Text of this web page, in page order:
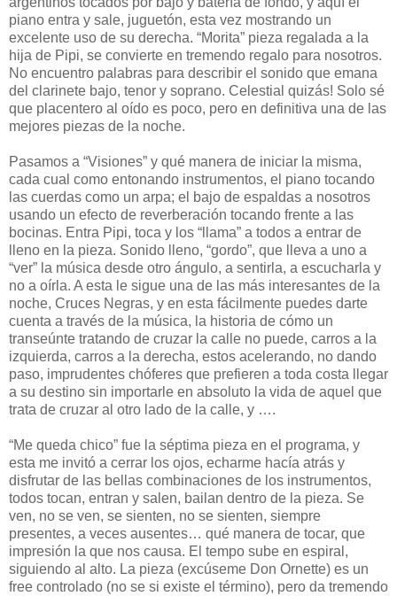
piano entra y sale, juguetón, esta vez mostrando un
excelente uso de su derecha. “Morita” pieza regalada a la
hija de Pipi, se convierte en tremendo regalo para nosotros.
No encuentro palabras para describir el sonido que emana
del clarinete bajo, tenor y soprano. Celestial quizás! Solo sé
que placentero al oído es poco, pero en definitiva una de las
mejores piezas de la noche.
Pasamos a “Visiones” y qué manera de iniciar la misma,
cada cual como entonando instrumentos, el piano tocando
las cuerdas como un arpa; el bajo de espaldas a nosotros
usando un efecto de reverberación tocando frente a las
bocinas. Entra Pipi, toca y los “llama” a todos a entrar de
lleno en la pieza. Sonido lleno, “gordo”, que lleva a uno a
“ver” la música desde otro ángulo, a sentirla, a escucharla y
no a oírla. A esta le sigue una de las más interesantes de la
noche, Cruces Negras, y en esta fácilmente puedes darte
cuenta a través de la música, la historia de cómo un
transeúnte tratando de cruzar la calle no puede, carros a la
izquierda, carros a la derecha, estos acelerando, no dando
paso, imprudentes chóferes que prefieren a toda costa llegar
a su destino sin importarle en absoluto la vida de aquel que
trata de cruzar al otro lado de la calle, y ….
“Me queda chico” fue la séptima pieza en el programa, y
esta me invitó a cerrar los ojos, echarme hacía atrás y
disfrutar de las bellas combinaciones de los instrumentos,
todos tocan, entran y salen, bailan dentro de la pieza. Se
ven, no se ven, se sienten, no se sienten, siempre
presentes, a veces ausentes… qué manera de tocar, que
impresión la que nos causa. El tempo sube en espiral,
siguiendo al alto. La pieza (excúseme Don Ornette) es un
free controlado (no se si existe el término), pero da tremendo